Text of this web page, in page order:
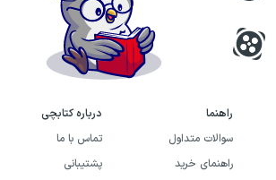
راهنما
سوالات متداول
راهنمای خرید
درباره کتابچی
تماس با ما
پشتیبانی